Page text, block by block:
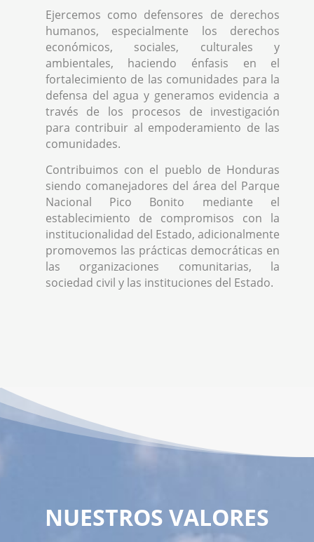
Ejercemos como defensores de derechos
humanos, especialmente los derechos
económicos, sociales, culturales y
ambientales, haciendo énfasis en el
fortalecimiento de las comunidades para la
defensa del agua y generamos evidencia a
través de los procesos de investigación
para contribuir al empoderamiento de las
comunidades.
Contribuimos con el pueblo de Honduras
siendo comanejadores del área del Parque
Nacional Pico Bonito mediante el
establecimiento de compromisos con la
institucionalidad del Estado, adicionalmente
promovemos las prácticas democráticas en
las organizaciones comunitarias, la
sociedad civil y las instituciones del Estado.
NUESTROS VALORES